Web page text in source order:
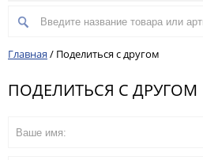
Главная / Поделиться с другом
ПОДЕЛИТЬСЯ С ДРУГОМ